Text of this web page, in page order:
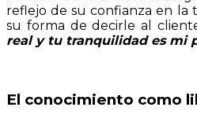
reflejo de su confianza en la
su forma de decirle al
real y tu tranquilidad es mi
El conocimiento como